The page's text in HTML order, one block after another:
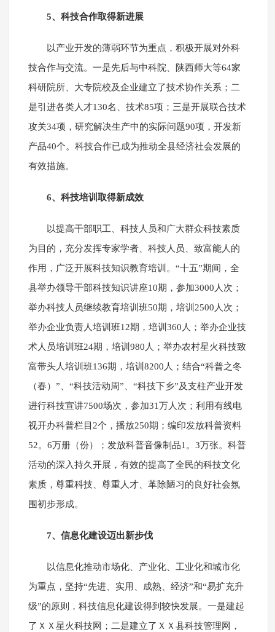
5、科技合作取得新进展
以产业开发的薄弱环节为重点，积极开展对外科
技合作与交流。一是先后与中科院、陕西师大等64家
科研院所、大专院校及企业建立了技术协作关系；二
是引进各类人才130名、技术85项；三是开展联合技术
攻关34项，研究解决生产中的实际问题90项，开发新
产品40个。科技合作已成为推动全县经济社会发展的
有效措施。
6、科技培训取得新成效
以提高干部职工、科技人员和广大群众科技素质
为目的，充分发挥专家学者、科技人员、致富能人的
作用，广泛开展科技知识教育培训。“十五”期间，全
县举办领导干部科技知识讲座10期，参加3000人次；
举办科技人员继续教育培训班50期，培训2500人次；
举办企业负责人培训班12期，培训360人；举办企业技
术人员培训班24期，培训980人；举办农村星火科技致
富带头人培训班136期，培训8200人；结合“科普之冬
（春）”、“科技活动周”、“科技下乡”及支柱产业开发
进行科技宣讲7500场次，参加31万人次；利用有线电
视开办科普栏目2个，播放250期；编印发放科普资料
52。6万册（份）；发放科普音像制品1。3万张。科普
活动的深入持久开展，有效的提高了全民的科技文化
素质，尊重科技、尊重人才、革除陋习的良好社会氛
围初步形成。
7、信息化建设迈出新步伐
以信息化推动市场化、产业化、工业化和城市化
为重点，坚持“先进、实用、成熟、经济”和“易扩充升
级”的原则，科技信息化建设得到较快发展。一是建起
了ＸＸ星火科技网；二是建立了ＸＸ县科技管理网，